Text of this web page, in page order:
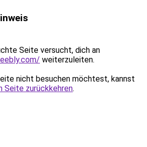
Seite versucht, dich an
weiterzuleiten.
nicht besuchen möchtest, kannst
Seite zurückkehren.